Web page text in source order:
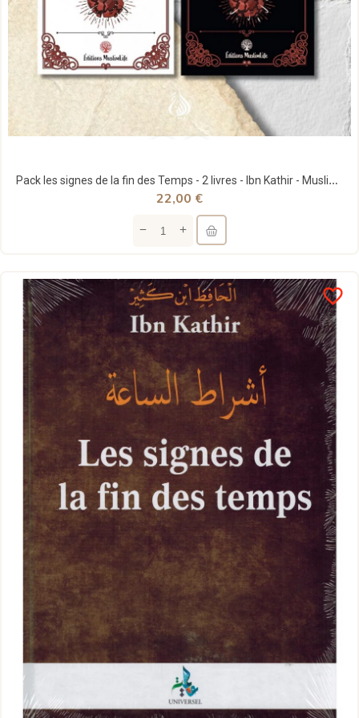
Pack les signes de la fin des Temps - 2 livres - Ibn Kathir - MuslimLife
22,00 €
favorite_border